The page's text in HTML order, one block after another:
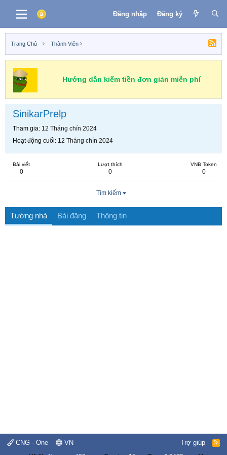
Đăng nhập Đăng ký
Trang Chủ Thành Viên
Hướng dẫn kiếm tiền đơn giản miễn phí
SinikarPrelp
Tham gia 12 Tháng chín 2024
Hoạt động cuối 12 Tháng chín 2024
Bài viết
0
Lượt thích
0
VNB Token
0
Tìm kiếm
Tường nhà Bài đăng Thông tin
CNG - One VN Trợ giúp
R